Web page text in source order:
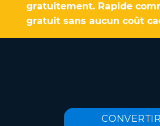
gratuitement. Rapide
gratuit sans aucun coût
CONVERTIR